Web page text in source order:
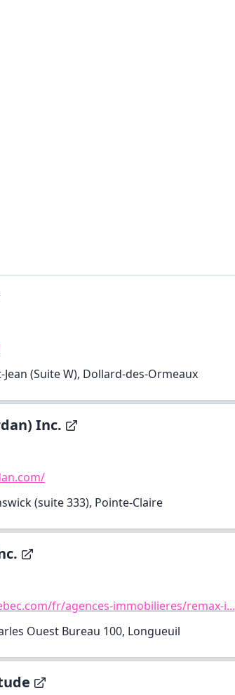
Jean (Suite W), Dollard-des-Ormeaux
Inc.
(suite 333), Pointe-Claire
fr/agences-immobilieres/remax-i...
Ouest Bureau 100, Longueuil